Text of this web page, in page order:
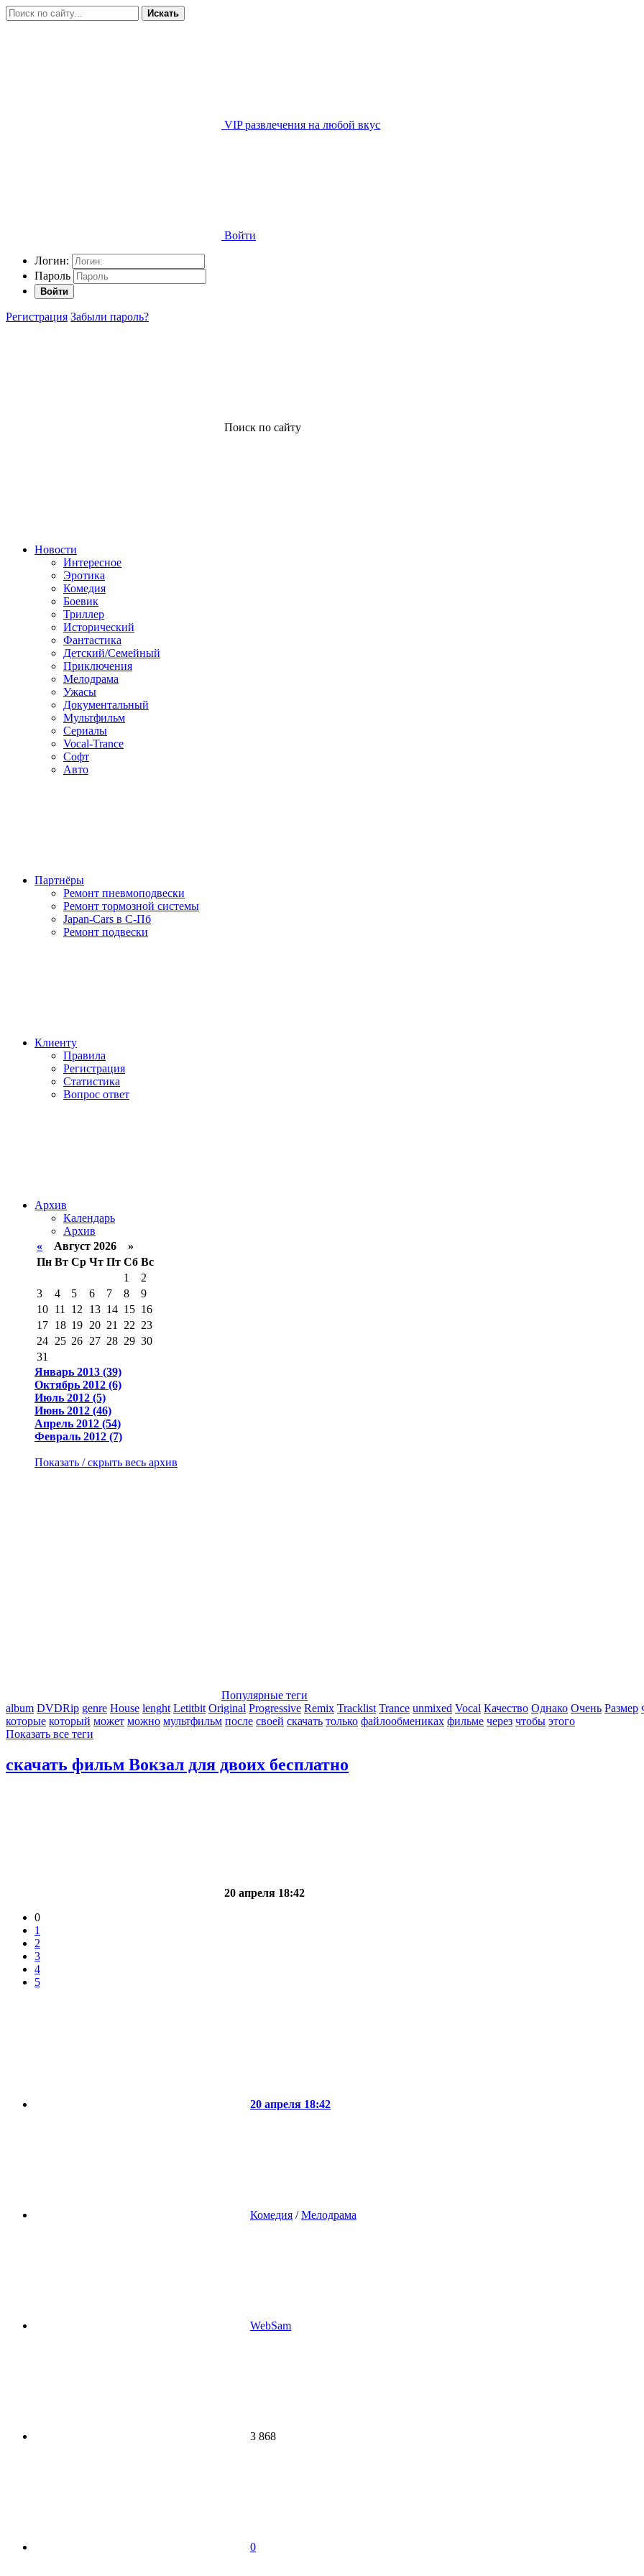
Искать
VIP развлечения на любой вкус
Войти
Логин:
Пароль
Войти
Регистрация Забыли пароль?
Поиск по сайту
Новости
Интересное
Эротика
Комедия
Боевик
Триллер
Исторический
Фантастика
Детский/Семейный
Приключения
Мелодрама
Ужасы
Документальный
Мультфильм
Сериалы
Vocal-Trance
Софт
Авто
Партнёры
Ремонт пневмоподвески
Ремонт тормозной системы
Japan-Cars в С-Пб
Ремонт подвески
Клиенту
Правила
Регистрация
Статистика
Вопрос ответ
Архив
Календарь
Архив
« Август 2026 »
Пн Вт Ср Чт Пт Сб Вс
1
2
3
4 5 6 7 8
9
10 11 12 13 14 15 16
17 18 19 20 21 22 23
24 25 26 27 28 29 30
31
Январь 2013 (39)
Октябрь 2012 (6)
Июль 2012 (5)
Июнь 2012 (46)
Апрель 2012 (54)
Февраль 2012 (7)
Показать / скрыть весь архив
Популярные теги
album DVDRip genre House lenght Letitbit Original Progressive Remix Tracklist Trance unmixed Vocal Качество Однако Очень Размер
которые который может можно мультфильм после своей скачать только файлообмениках фильме через чтобы этого
Показать все теги
скачать фильм Вокзал для двоих бесплатно
20 апреля 18:42
0
1
2
3
4
5
20 апреля 18:42
Комедия /Мелодрама
WebSam
3 868
0